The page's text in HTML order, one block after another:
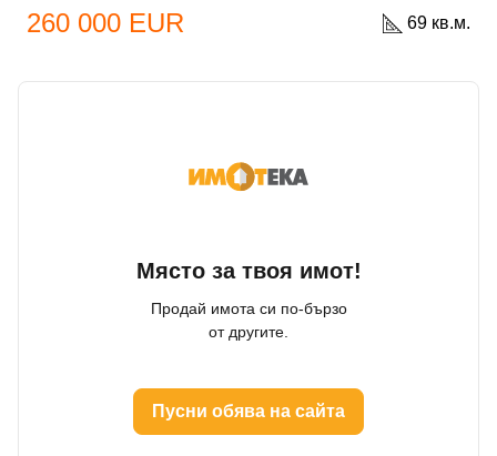
260 000 EUR 69 кв.м.
Място за твоя имот!
Продай имота си по-бързо
от другите.
Пусни обява на сайта